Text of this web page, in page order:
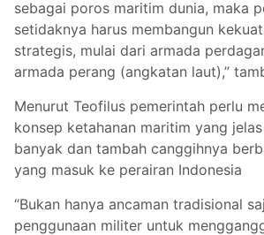
sebagai poros maritim dunia, maka
setidaknya harus membangun
strategis, mulai dari armada
armada perang (angkatan laut),”
Menurut Teofilus pemerintah perlu
konsep ketahanan maritim yang
banyak dan tambah canggihnya
yang masuk ke perairan Indonesia
“Bukan hanya ancaman tradisional
penggunaan militer untuk